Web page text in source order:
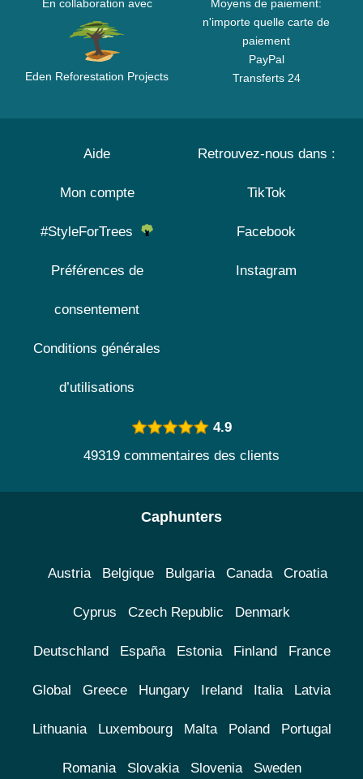
En collaboration avec
Eden Reforestation Projects
Moyens de paiement:
n'importe quelle carte de
paiement
PayPal
Transferts 24
Aide
Mon compte
#StyleForTrees
Préférences de
consentement
Conditions générales
d’utilisations
Retrouvez-nous dans :
TikTok
Facebook
Instagram
4.9
49319 commentaires des clients
Caphunters
Austria Belgique Bulgaria Canada Croatia
Cyprus Czech Republic Denmark
Deutschland España Estonia Finland France
Global Greece Hungary Ireland Italia Latvia
Lithuania Luxembourg Malta Poland Portugal
Romania Slovakia Slovenia Sweden